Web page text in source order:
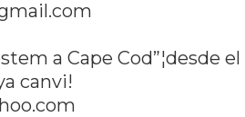
a Cape Cod”¦desde el
canvi!